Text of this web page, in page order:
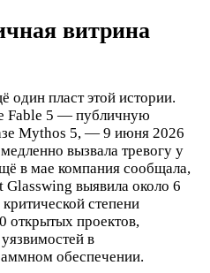
витрина
один пласт этой истории.
Fable 5 — публичную
Mythos 5, — 9 июня 2026
вызвала тревогу у
в мае компания сообщала,
выявила около 6
степени
открытых проектов,
в
обеспечении.